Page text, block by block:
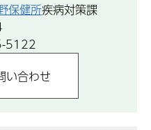
保健所疾病対策課
5122